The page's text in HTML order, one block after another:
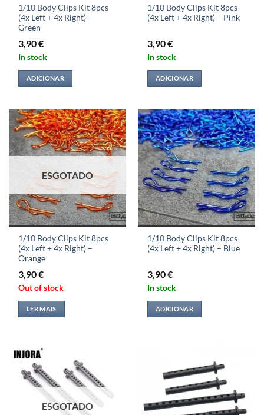
1/10 Body Clips Kit 8pcs
(4x Left + 4x Right) –
Green
3,90€
In stock
ADICIONAR
1/10 Body Clips Kit 8pcs
(4x Left + 4x Right) – Pink
3,90€
In stock
ADICIONAR
ESGOTADO
1/10 Body Clips Kit 8pcs
(4x Left + 4x Right) –
Orange
3,90€
Out of stock
LER MAIS
1/10 Body Clips Kit 8pcs
(4x Left + 4x Right) – Blue
3,90€
In stock
ADICIONAR
ESGOTADO